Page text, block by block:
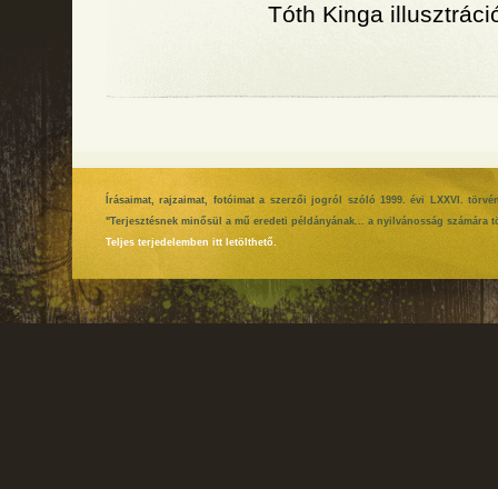
Tóth Kinga
Írásaimat, rajzaimat, fotóimat a szerzői jogról szóló 1999. évi LXXVI.
"Terjesztésnek minősül a mű eredeti példányának... a nyilvánosság
Teljes terjedelemben itt letölthető.